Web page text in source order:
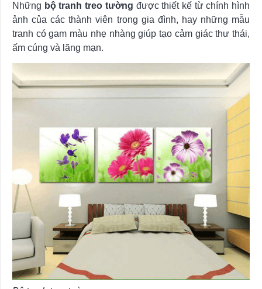
Những bộ tranh treo tường được thiết kế từ chính hình
ảnh của các thành viên trong gia đình, hay những mẫu
tranh có gam màu nhẹ nhàng giúp tạo cảm giác thư thái,
ấm cúng và lãng mạn.